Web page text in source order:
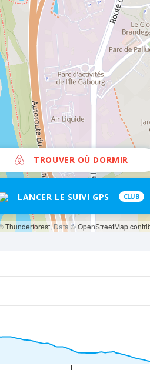
Thunderforest, Data ©OpenStreetMap
TROUVER OÙ DORMIR
LANCER LE SUIVI GPS CLUB